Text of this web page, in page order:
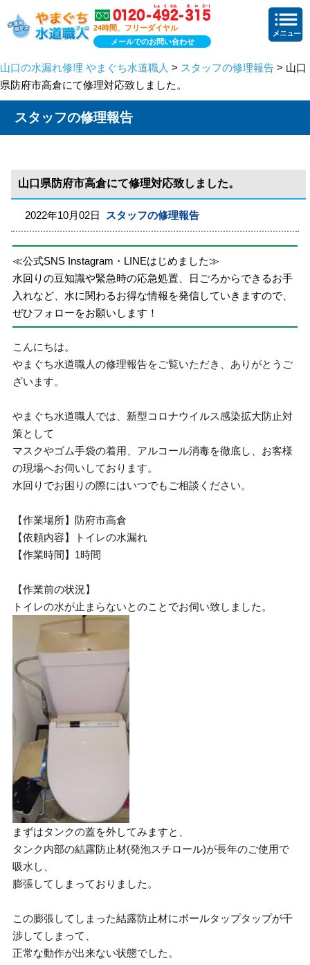
24時間、フリーダイヤル
メールでのお問い合わせ
山口の水漏れ修理 やまぐち水道職人 > スタッフの修理報告 > 山口
県防府市高倉にて修理対応致しました。
スタッフの修理報告
山口県防府市高倉にて修理対応致しました。
2022年10月02日 スタッフの修理報告
≪公式SNS Instagram・LINEはじめました≫
水回りの豆知識や緊急時の応急処置、日ごろからできるお手
入れなど、水に関わるお得な情報を発信していきますので、
ぜひフォローをお願いします！
こんにちは。
やまぐち水道職人の修理報告をご覧いただき、ありがとうご
ざいます。
やまぐち水道職人では、新型コロナウイルス感染拡大防止対
策として
マスクやゴム手袋の着用、アルコール消毒を徹底し、お客様
の現場へお伺いしております。
水回りでお困りの際にはいつでもご相談ください。
【作業場所】防府市高倉
【依頼内容】トイレの水漏れ
【作業時間】1時間
【作業前の状況】
トイレの水が止まらないとのことでお伺い致しました。
まずはタンクの蓋を外してみますと、
タンク内部の結露防止材(発泡スチロール)が長年のご使用で
吸水し、
膨張してしまっておりました。
この膨張してしまった結露防止材にボールタップタップが干
渉してしまって、
正常な動作が出来ない状態でした。